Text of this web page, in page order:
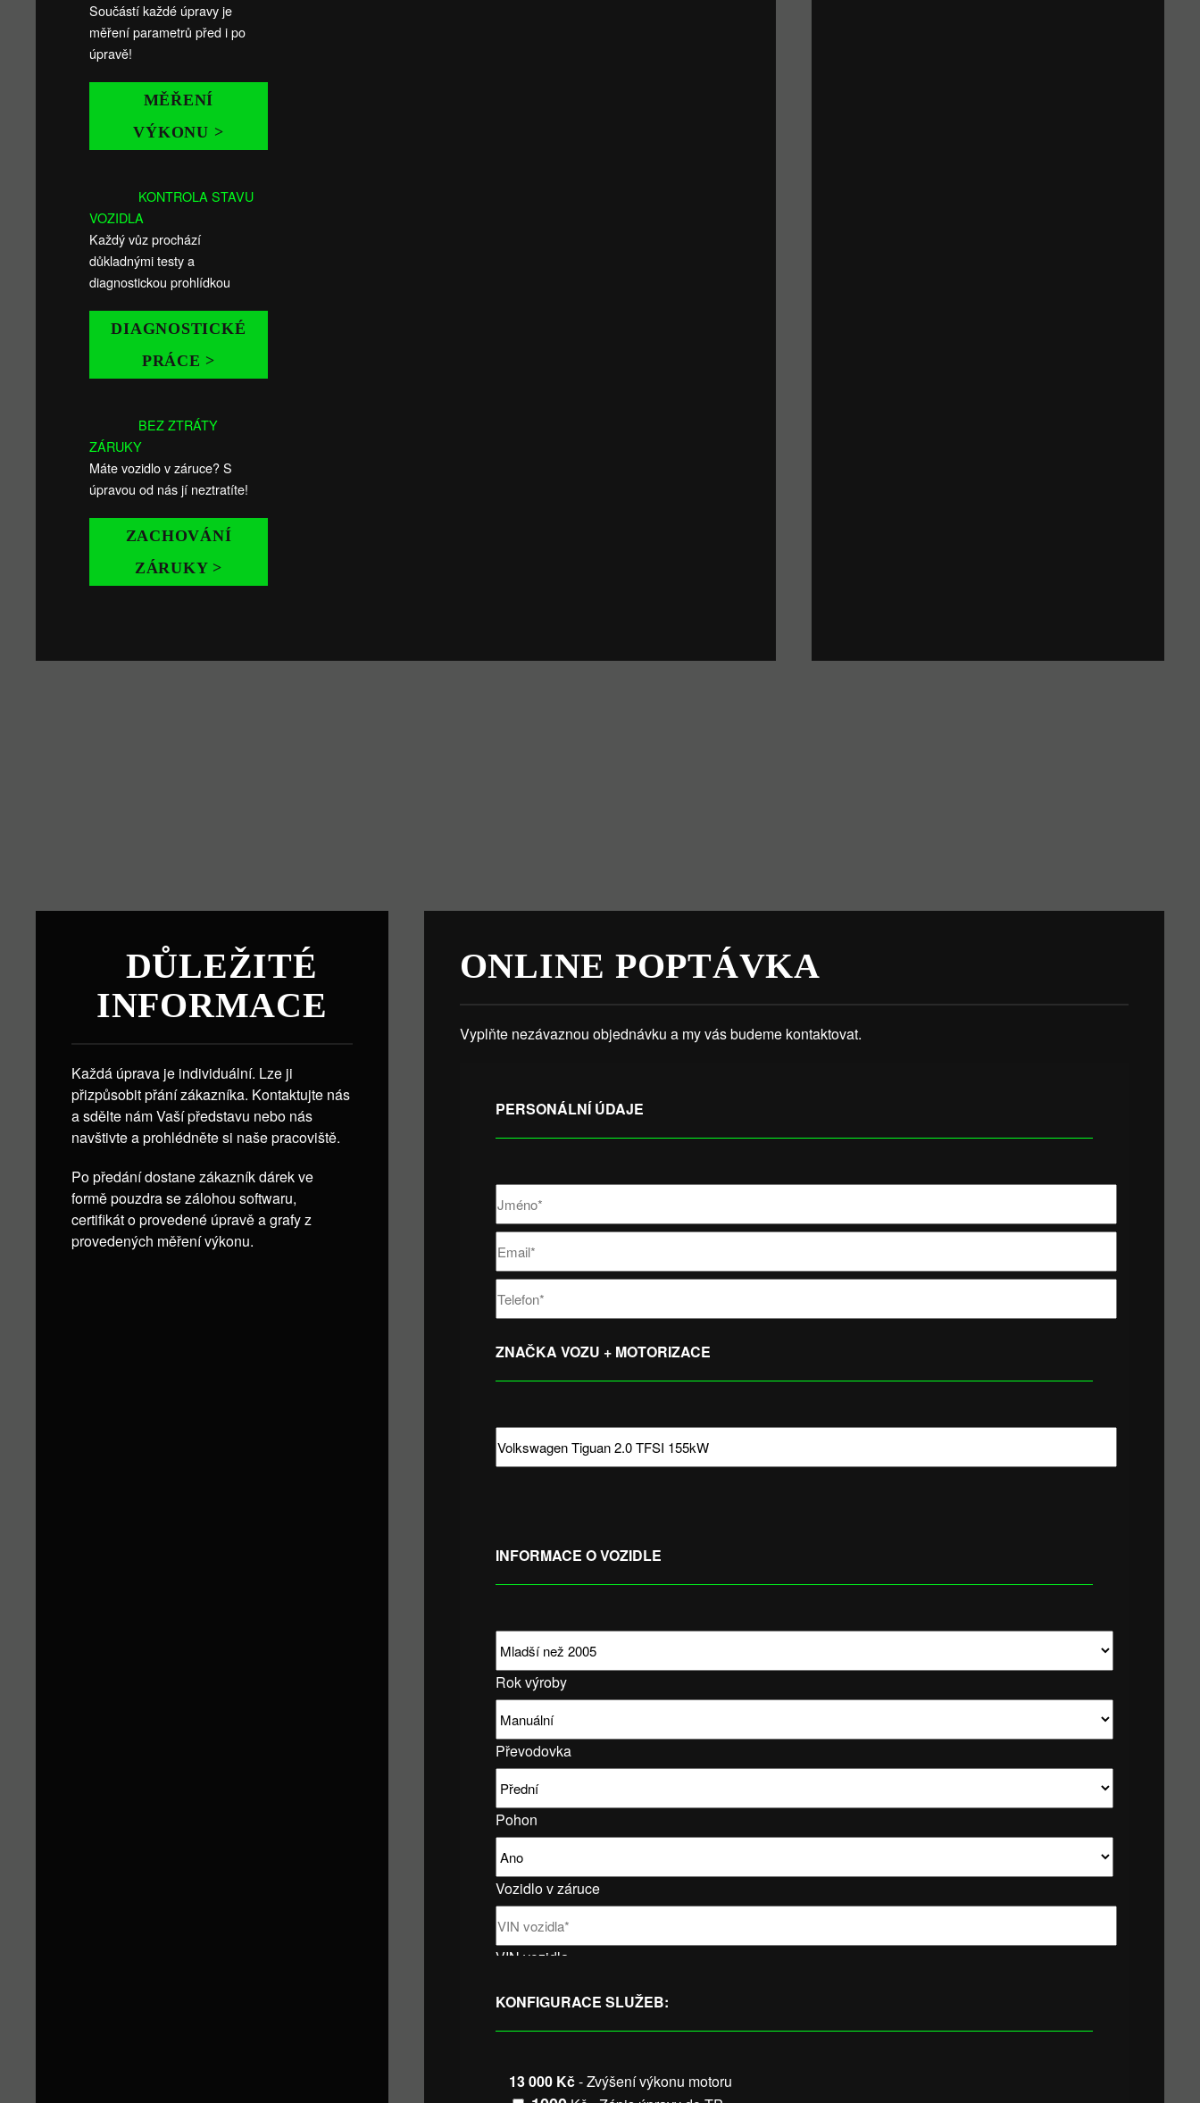
Součástí každé úpravy je
měření parametrů před i po
úpravě!
MĚŘENÍ
VÝKONU >
KONTROLA STAVU
VOZIDLA
Každý vůz prochází
důkladnými testy a
diagnostickou prohlídkou
DIAGNOSTICKÉ
PRÁCE >
BEZ ZTRÁTY
ZÁRUKY
Máte vozidlo v záruce? S
úpravou od nás jí neztratíte!
ZACHOVÁNÍ
ZÁRUKY >
DŮLEŽITÉ
INFORMACE
Každá úprava je individuální. Lze ji
přizpůsobit přání zákazníka. Kontaktujte nás
a sdělte nám Vaší představu nebo nás
navštivte a prohlédněte si naše pracoviště.
Po předání dostane zákazník dárek ve
formě pouzdra se zálohou softwaru,
certifikát o provedené úpravě a grafy z
provedených měření výkonu.
ONLINE POPTÁVKA
Vyplňte nezávaznou objednávku a my vás budeme kontaktovat.
PERSONÁLNÍ ÚDAJE
ZNAČKA VOZU + MOTORIZACE
INFORMACE O VOZIDLE
Rok výroby
Převodovka
Pohon
Vozidlo v záruce
VIN vozidla
KONFIGURACE SLUŽEB:
13 000 Kč- Zvýšení výkonu motoru